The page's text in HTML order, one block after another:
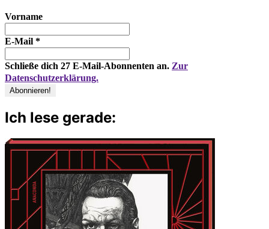
Vorname
E-Mail *
Schließe dich 27 E-Mail-Abonnenten an. Zur
Datenschutzerklärung.
Ich lese gerade: